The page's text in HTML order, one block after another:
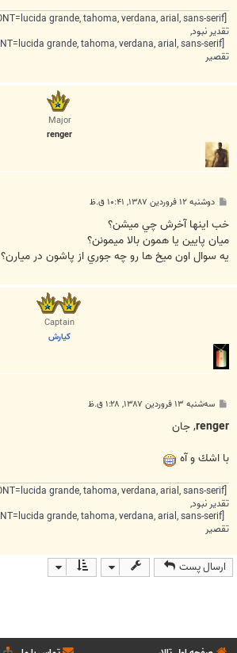
تقدیر نبود,
تقصیر
Major
renger
ت
دوشنبه ۱۲ فروردین ۱۳۸۷, ۱۰:۴۱ ق.ظ
خب اينها آخرش چي ميشن؟
ميان پايين يا همون بالا ميمونن؟
يه سوال اون ميخ ها رو چه جوري از پاشون در ميارن؟
Captain
كيارش
ت
سه‌شنبه ۱۳ فروردین ۱۳۸۷, ۱:۲۸ ق.ظ
renger, جان
با اشك و آه
تقدیر نبود,
تقصیر
ارسال پست